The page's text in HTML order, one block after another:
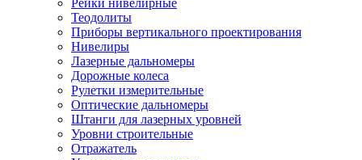
Рейки нивелирные
Теодолиты
Приборы вертикального проектирования
Нивелиры
Лазерные дальномеры
Дорожные колеса
Рулетки измерительные
Оптические дальномеры
Штанги для лазерных уровней
Уровни строительные
Отражатель